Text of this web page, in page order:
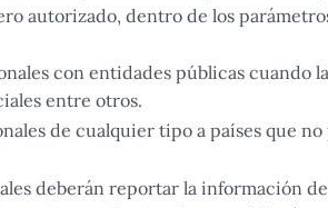
autorizado, dentro de los
con entidades públicas cuando
entre otros.
de cualquier tipo a países que
deberán reportar la información